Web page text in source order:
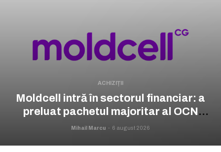
ACHIZIȚII
Moldcell intră în sectorul financiar: a
preluat pachetul majoritar al OCN
Prime Capital
Mihail Marcu - 6 august 2026